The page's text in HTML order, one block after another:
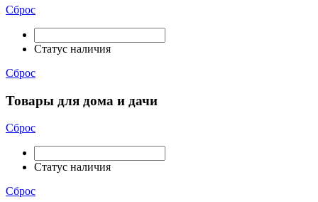
Сброс
Статус наличия
Сброс
Товары для дома и дачи
Сброс
Статус наличия
Сброс